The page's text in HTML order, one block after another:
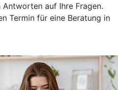
auf Ihre Fragen.
Termin für eine Beratung in